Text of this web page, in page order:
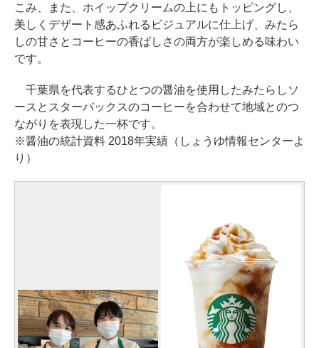
こみ、また、ホイップクリームの上にもトッピングし、
美しくデザート感あふれるビジュアルに仕上げ、みたら
しの甘さとコーヒーの香ばしさの両方が楽しめる味わい
です。
千葉県を代表するひとつの醤油を使用したみたらしソ
ースとスターバックスのコーヒーを合わせて地域とのつ
ながりを表現した一杯です。
※醤油の統計資料 2018年実績（しょうゆ情報センターよ
り）